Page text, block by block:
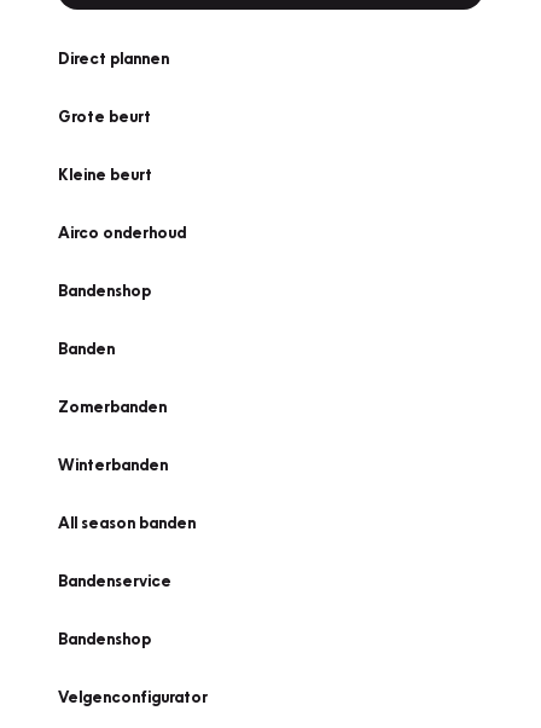
Direct plannen
Grote beurt
Kleine beurt
Airco onderhoud
Bandenshop
Banden
Zomerbanden
Winterbanden
All season banden
Bandenservice
Bandenshop
Velgenconfigurator